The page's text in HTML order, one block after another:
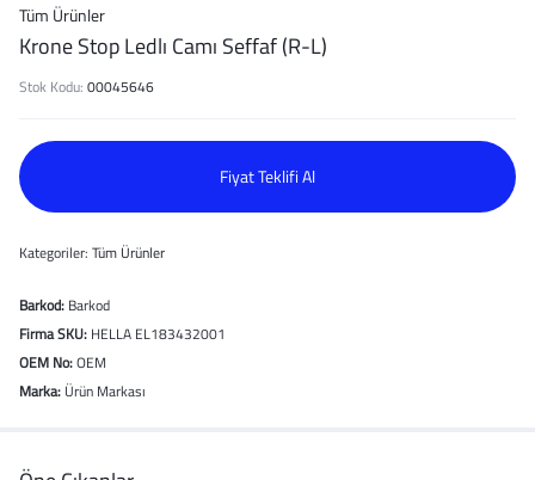
Tüm Ürünler
Krone Stop Ledlı Camı Seffaf (R-L)
Stok Kodu: 00045646
Fiyat Teklifi Al
Kategoriler: Tüm Ürünler
Barkod: Barkod
Firma SKU: HELLA EL183432001
OEM No:OEM
Marka: Ürün Markası